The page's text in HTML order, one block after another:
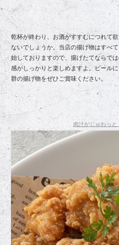
乾杯が終わり、お酒がすすむにつれて
ないでしょうか。当店の揚げ物はすべ
始しておりますので、揚げたてならで
感がしっかりと楽しめますよ。ビール
群の揚げ物をぜひご賞味ください。
肉汁がじゅわっ